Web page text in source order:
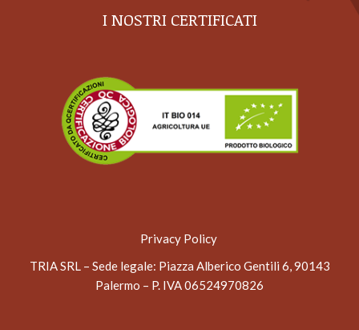
I NOSTRI CERTIFICATI
Privacy Policy
TRIA SRL – Sede legale: Piazza Alberico Gentili 6, 90143
Palermo – P. IVA 06524970826